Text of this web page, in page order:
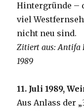
Hintergründe –
viel
nicht neu sind.
Zitiert aus: Antifa
1989
11. Juli 1989,
Aus Anlass der